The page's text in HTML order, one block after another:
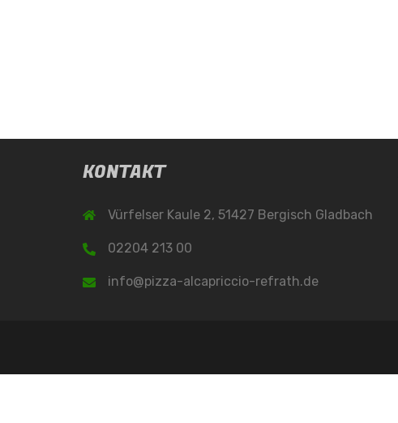
KONTAKT
Vürfelser Kaule 2, 51427 Bergisch Gladbach
02204 213 00
info@pizza-alcapriccio-refrath.de